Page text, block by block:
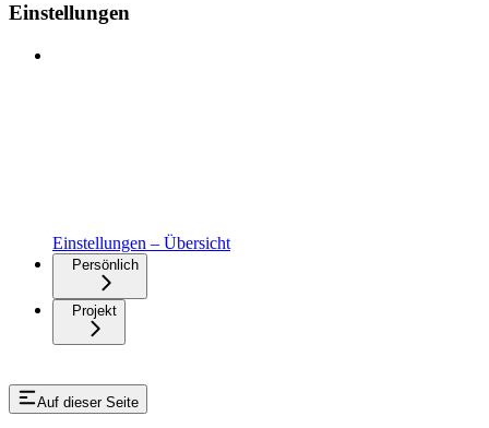
Einstellungen
Einstellungen – Übersicht
Persönlich
Projekt
Auf dieser Seite